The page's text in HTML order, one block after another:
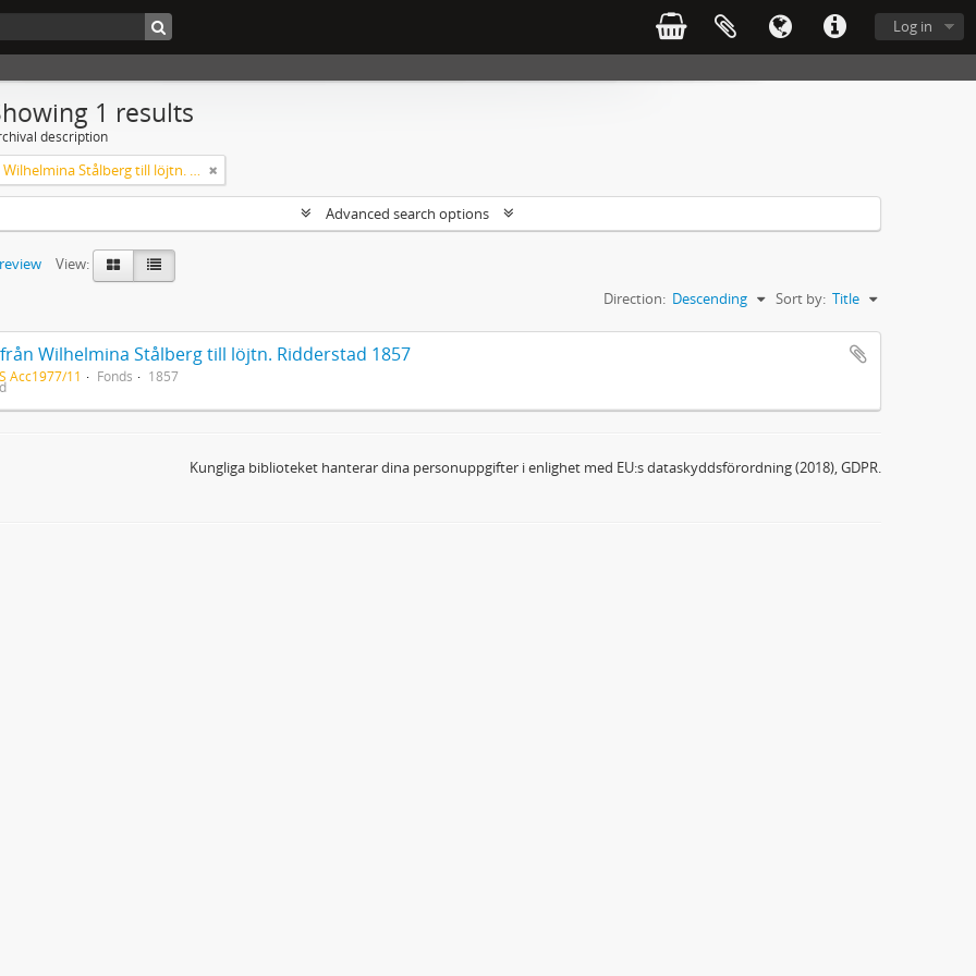
Log in
1 results
description
Brev från Wilhelmina Stålberg till löjtn. Ridderstad 1857
Advanced search options
View:
Sort by: Title
Direction: Descending
Wilhelmina Stålberg till löjtn. Ridderstad 1857
Acc1977/11 Fonds 1857
Kungliga biblioteket hanterar dina personuppgifter i enlighet med EU:s dataskyddsförordning (2018), GDPR.